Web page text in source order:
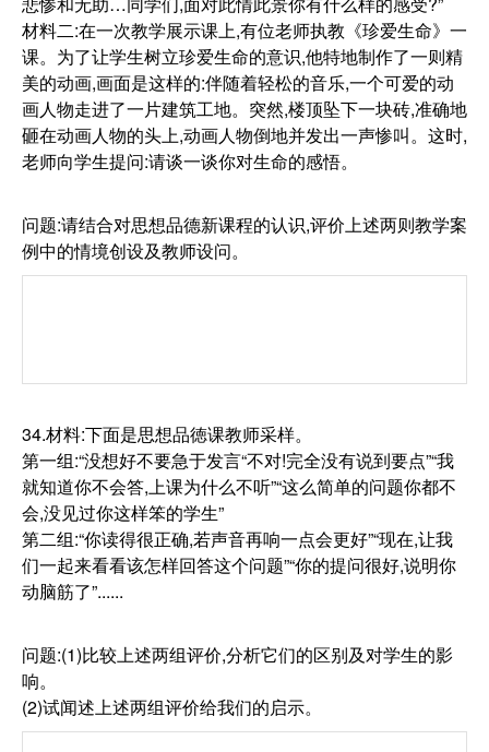
材料二:在一次教学展示课上,有位老师执教《珍爱生命》一
课。为了让学生树立珍爱生命的意识,他特地制作了一则精
美的动画,画面是这样的:伴随着轻松的音乐,一个可爱的动
画人物走进了一片建筑工地。突然,楼顶坠下一块砖,准确地
砸在动画人物的头上,动画人物倒地并发出一声惨叫。这时,
老师向学生提问:请谈一谈你对生命的感悟。
问题:请结合对思想品德新课程的认识,评价上述两则教学案
例中的情境创设及教师设问。
34.材料:下面是思想品徳课教师采样。
第一组:“没想好不要急于发言“不对!完全没有说到要点”“我
就知道你不会答,上课为什么不听”“这么简单的问题你都不
会,没见过你这样笨的学生”
第二组:“你读得很正确,若声音再响一点会更好”“现在,让我
们一起来看看该怎样回答这个问题”“你的提问很好,说明你
动脑筋了”......
问题:(1)比较上述两组评价,分析它们的区别及对学生的影
响。
(2)试闻述上述两组评价给我们的启示。